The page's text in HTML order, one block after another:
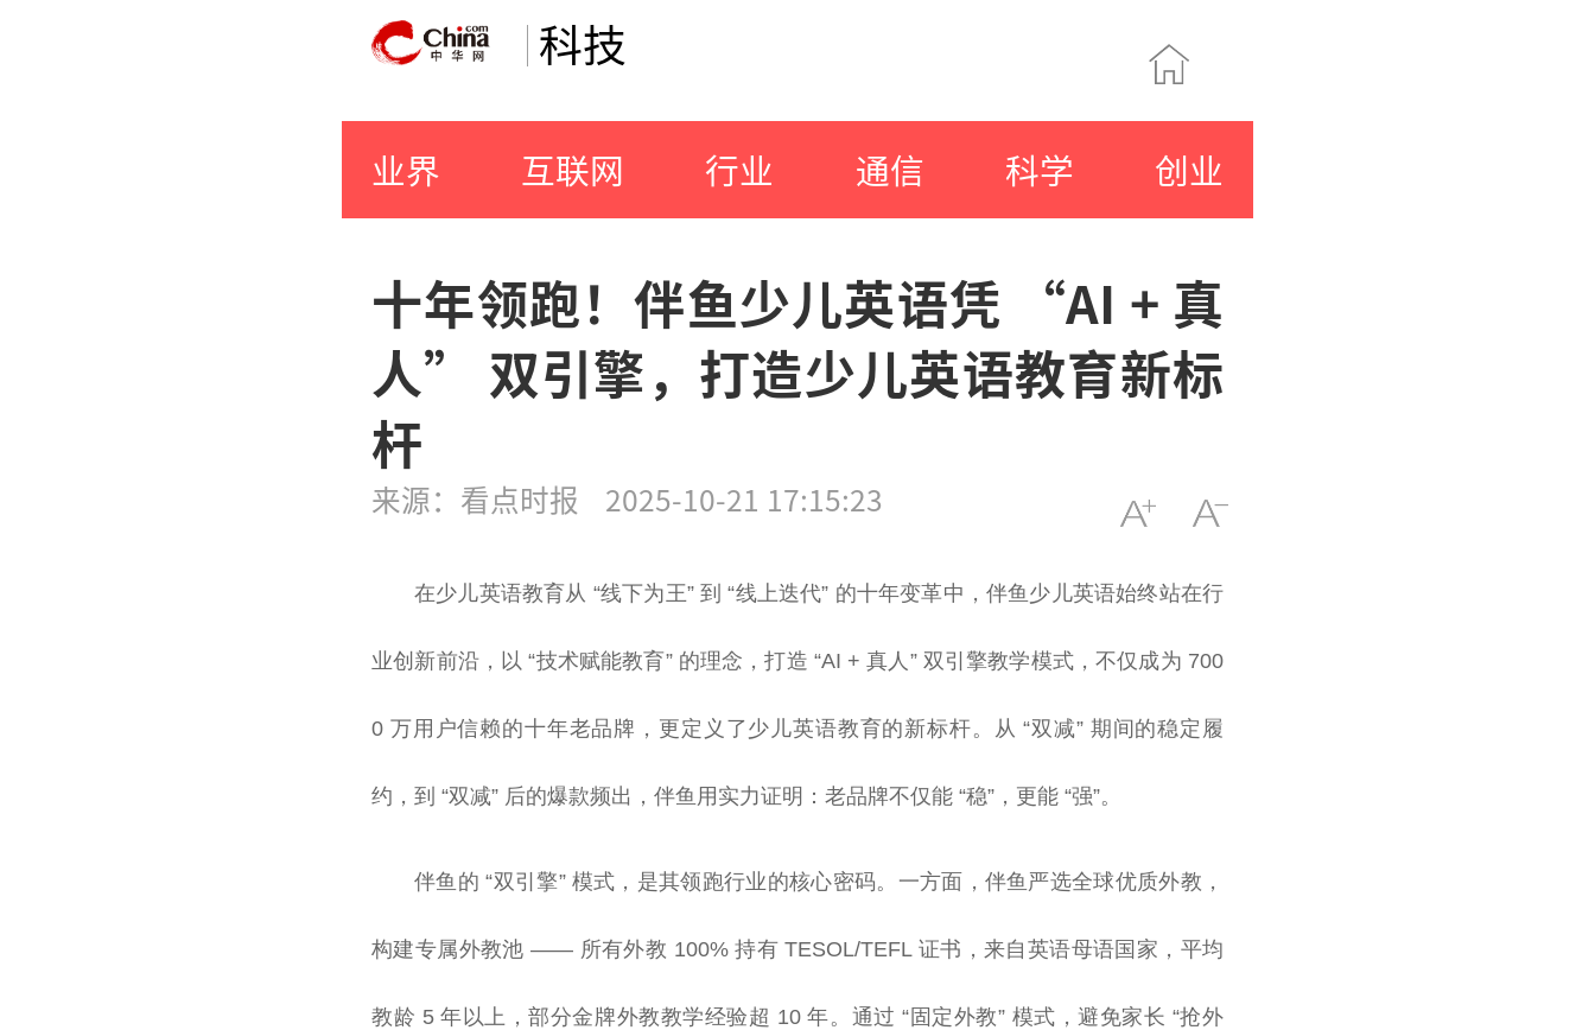
科技
业界 互联网 行业 通信 科学 创业
十年领跑！伴鱼少儿英语凭 “AI + 真
人” 双引擎，打造少儿英语教育新标
杆
来源：看点时报 2025-10-21 17:15:23
在少儿英语教育从 “线下为王” 到 “线上迭代” 的十年变革中，伴鱼少儿英语始终站在行
业创新前沿，以 “技术赋能教育” 的理念，打造 “AI + 真人” 双引擎教学模式，不仅成为 700
0 万用户信赖的十年老品牌，更定义了少儿英语教育的新标杆。从 “双减” 期间的稳定履
约，到 “双减” 后的爆款频出，伴鱼用实力证明：老品牌不仅能 “稳”，更能 “强”。
伴鱼的 “双引擎” 模式，是其领跑行业的核心密码。一方面，伴鱼严选全球优质外教，
构建专属外教池 —— 所有外教 100% 持有 TESOL/TEFL 证书，来自英语母语国家，平均
教龄 5 年以上，部分金牌外教教学经验超 10 年。通过 “固定外教” 模式，避免家长 “抢外